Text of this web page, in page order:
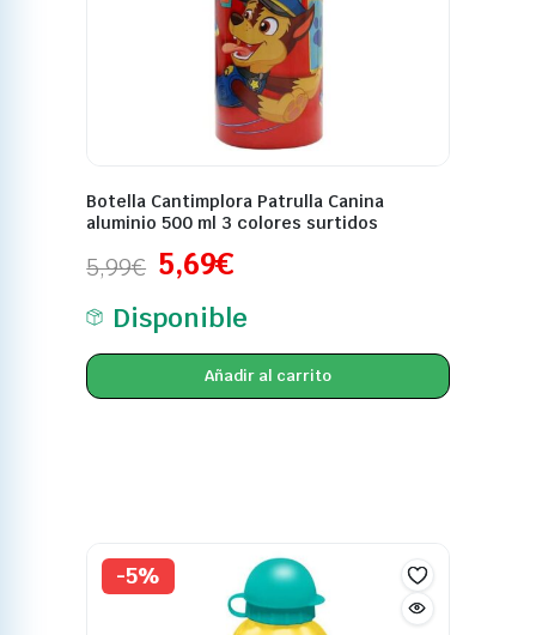
Botella Cantimplora Patrulla Canina
aluminio 500 ml 3 colores surtidos
5,99€ 5,69€
Disponible
Añadir al carrito
-5%